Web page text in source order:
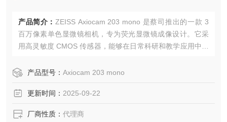
产品简介： ZEISS Axiocam 203 mono 是蔡司推出的一款 3
百万像素单色显微镜相机，专为荧光显微镜成像设计。它采
用高灵敏度 CMOS 传感器，能够在日常科研和教学应用中提
产品型号： Axiocam 203 mono
更新时间： 2025-09-22
厂商性质： 代理商